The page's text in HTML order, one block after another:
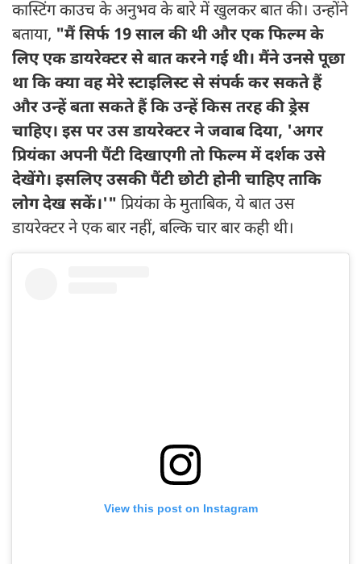
कास्टिंग काउच के अनुभव के बारे में खुलकर बात की। उन्होंने
बताया, "मैं सिर्फ 19 साल की थी और एक फिल्म के
लिए एक डायरेक्टर से बात करने गई थी। मैंने उनसे पूछा
था कि क्या वह मेरे स्टाइलिस्ट से संपर्क कर सकते हैं
और उन्हें बता सकते हैं कि उन्हें किस तरह की ड्रेस
चाहिए। इस पर उस डायरेक्टर ने जवाब दिया, 'अगर
प्रियंका अपनी पैंटी दिखाएगी तो फिल्म में दर्शक उसे
देखेंगे। इसलिए उसकी पैंटी छोटी होनी चाहिए ताकि
लोग देख सकें।'" प्रियंका के मुताबिक, ये बात उस
डायरेक्टर ने एक बार नहीं, बल्कि चार बार कही थी।
View this post on Instagram